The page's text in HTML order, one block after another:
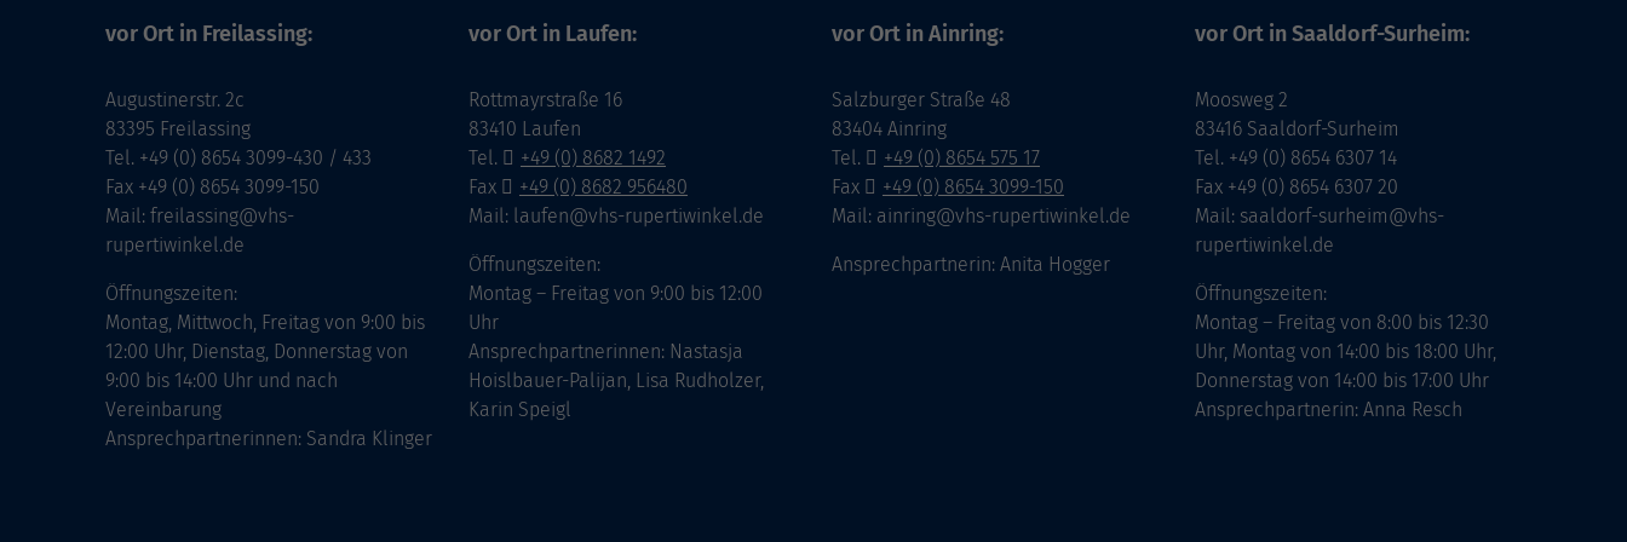
vor Ort in Freilassing:
Augustinerstr. 2c
83395 Freilassing
Tel. +49 (0) 8654 3099-430 / 433
Fax +49 (0) 8654 3099-150
Mail: freilassing@vhs-
rupertiwinkel.de
Öffnungszeiten:
Montag, Mittwoch, Freitag von 9:00 bis
12:00 Uhr, Dienstag, Donnerstag von
9:00 bis 14:00 Uhr und nach
Vereinbarung
Ansprechpartnerinnen: Sandra Klinger
vor Ort in Laufen:
Rottmayrstraße 16
83410 Laufen
Tel.
+49 (0) 8682 1492
Fax
+49 (0) 8682 956480
Mail: laufen@vhs-rupertiwinkel.de
Öffnungszeiten:
Montag – Freitag von 9:00 bis 12:00
Uhr
Ansprechpartnerinnen: Nastasja
Hoislbauer-Palijan, Lisa Rudholzer,
Karin Speigl
vor Ort in Ainring:
Salzburger Straße 48
83404 Ainring
Tel.
+49 (0) 8654 575 17
Fax
+49 (0) 8654 3099-150
Mail: ainring@vhs-rupertiwinkel.de
Ansprechpartnerin: Anita Hogger
vor Ort in Saaldorf-Surheim:
Moosweg 2
83416 Saaldorf-Surheim
Tel. +49 (0) 8654 6307 14
Fax +49 (0) 8654 6307 20
Mail: saaldorf-surheim@vhs-
rupertiwinkel.de
Öffnungszeiten:
Montag – Freitag von 8:00 bis 12:30
Uhr, Montag von 14:00 bis 18:00 Uhr,
Donnerstag von 14:00 bis 17:00 Uhr
Ansprechpartnerin: Anna Resch